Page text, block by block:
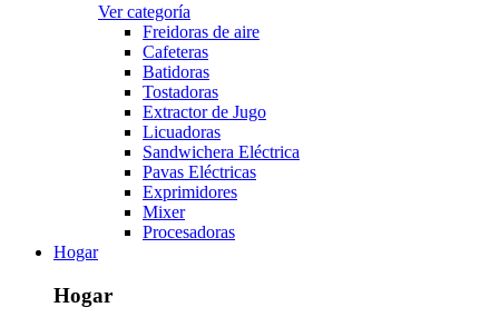
Ver categoría
Freidoras de aire
Cafeteras
Batidoras
Tostadoras
Extractor de Jugo
Licuadoras
Sandwichera Eléctrica
Pavas Eléctricas
Exprimidores
Mixer
Procesadoras
Hogar
Hogar